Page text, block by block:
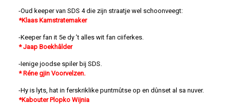
-Oud keeper van SDS 4 die zijn straatje wel schoonveegt:
*Klaas Kamstratemaker
-Keeper fan it 5e dy ’t alles wit fan ciiferkes.
* Jaap Boekhâlder
-Ienige joodse spiler bij SDS.
* Réne gjin Voorvelzen.
-Hy is lyts, hat in ferskriklike puntmûtse op en dûnset al sa nuver.
*Kabouter Plopko Wijnia